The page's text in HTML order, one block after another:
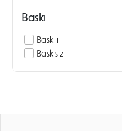
Baskı
Baskılı
Baskısız